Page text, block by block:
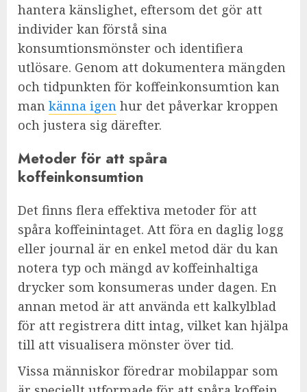
hantera känslighet, eftersom det gör att
individer kan förstå sina
konsumtionsmönster och identifiera
utlösare. Genom att dokumentera mängden
och tidpunkten för koffeinkonsumtion kan
man känna igen hur det påverkar kroppen
och justera sig därefter.
Metoder för att spåra
koffeinkonsumtion
Det finns flera effektiva metoder för att
spåra koffeinintaget. Att föra en daglig logg
eller journal är en enkel metod där du kan
notera typ och mängd av koffeinhaltiga
drycker som konsumeras under dagen. En
annan metod är att använda ett kalkylblad
för att registrera ditt intag, vilket kan hjälpa
till att visualisera mönster över tid.
Vissa människor föredrar mobilappar som